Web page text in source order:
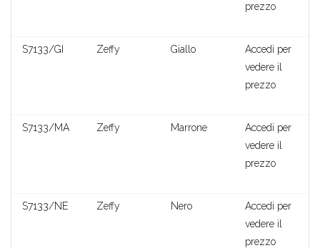
prezzo
S7133/GI Zeffy Giallo
Accedi per
vedere il
prezzo
S7133/MA Zeffy Marrone
Accedi per
vedere il
prezzo
S7133/NE Zeffy Nero
Accedi per
vedere il
prezzo